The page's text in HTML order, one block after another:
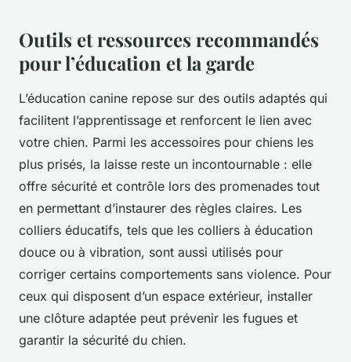
Outils et ressources recommandés
pour l’éducation et la garde
L’éducation canine repose sur des outils adaptés qui
facilitent l’apprentissage et renforcent le lien avec
votre chien. Parmi les accessoires pour chiens les
plus prisés, la laisse reste un incontournable : elle
offre sécurité et contrôle lors des promenades tout
en permettant d’instaurer des règles claires. Les
colliers éducatifs, tels que les colliers à éducation
douce ou à vibration, sont aussi utilisés pour
corriger certains comportements sans violence. Pour
ceux qui disposent d’un espace extérieur, installer
une clôture adaptée peut prévenir les fugues et
garantir la sécurité du chien.